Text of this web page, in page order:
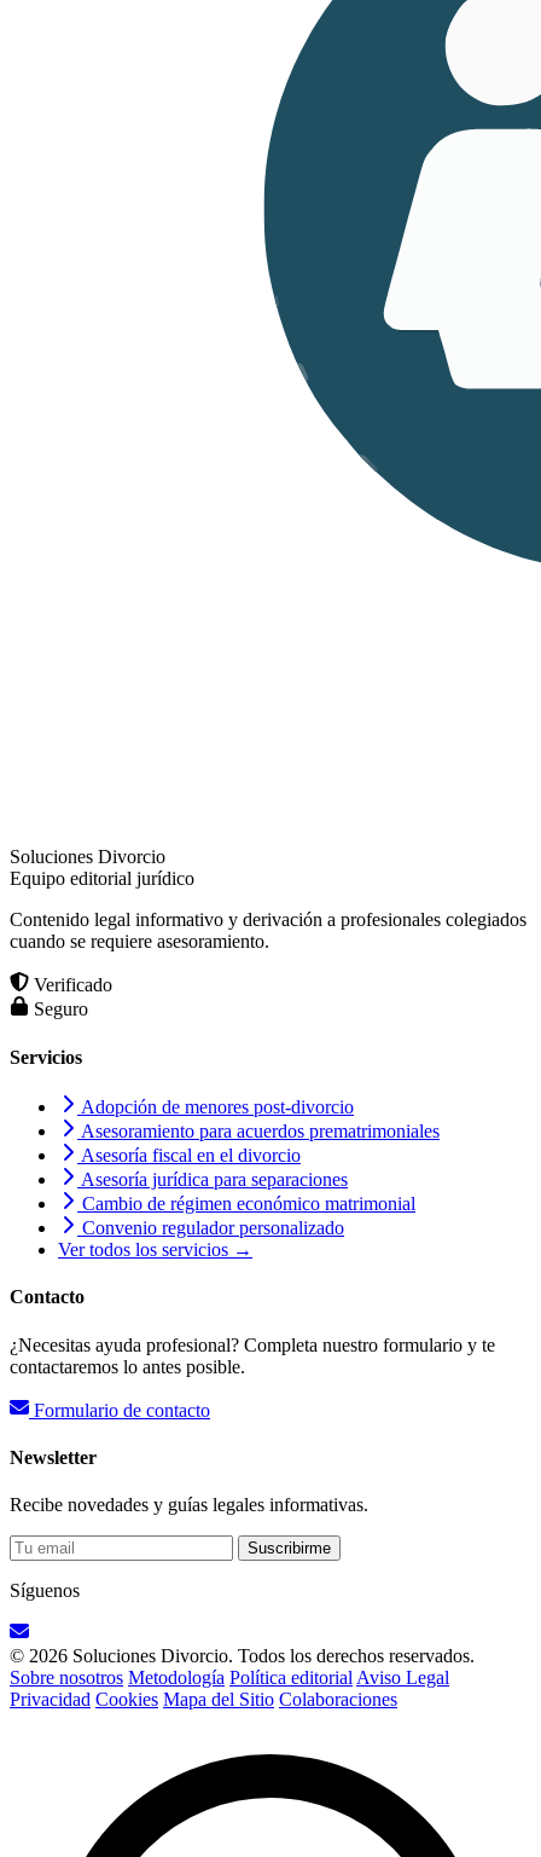
Soluciones Divorcio
Equipo editorial jurídico
Contenido legal informativo y derivación a profesionales colegiados
cuando se requiere asesoramiento.
Verificado
Seguro
Servicios
Adopción de menores post-divorcio
Asesoramiento para acuerdos prematrimoniales
Asesoría fiscal en el divorcio
Asesoría jurídica para separaciones
Cambio de régimen económico matrimonial
Convenio regulador personalizado
Ver todos los servicios →
Contacto
¿Necesitas ayuda profesional? Completa nuestro formulario y te
contactaremos lo antes posible.
Formulario de contacto
Newsletter
Recibe novedades y guías legales informativas.
Suscribirme
Síguenos
© 2026 Soluciones Divorcio. Todos los derechos reservados.
Sobre nosotros Metodología Política editorial Aviso Legal
Privacidad Cookies Mapa del Sitio Colaboraciones